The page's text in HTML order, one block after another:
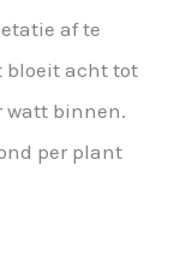
af te
bloeit acht tot
watt binnen.
per plant